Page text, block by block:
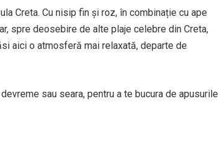
Creta. Cu nisip fin și roz, în combinație cu ape
spre deosebire de alte plaje celebre din Creta,
aici o atmosferă mai relaxată, departe de
sau seara, pentru a te bucura de apusurile